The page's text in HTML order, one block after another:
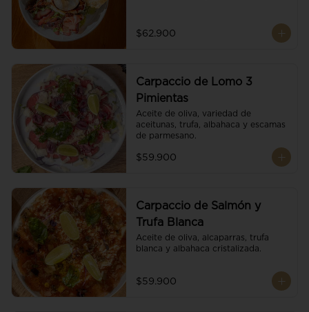
pesto y reducción de balsámico.
$62.900
Carpaccio de Lomo 3
Pimientas
Aceite de oliva, variedad de
aceitunas, trufa, albahaca y escamas
de parmesano.
$59.900
Carpaccio de Salmón y
Trufa Blanca
Aceite de oliva, alcaparras, trufa
blanca y albahaca cristalizada.
$59.900